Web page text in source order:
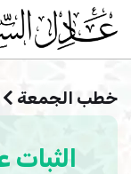
خطب الجمعة
الثبات